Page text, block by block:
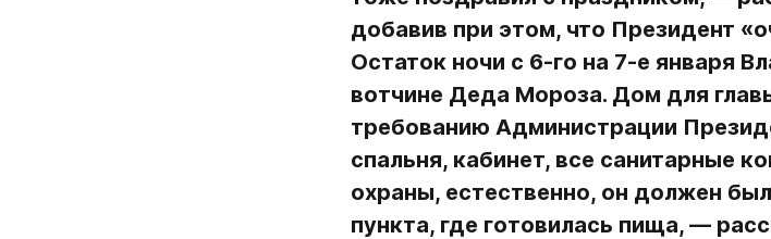
добавив при этом, что Президент
Остаток ночи с 6-го на 7-е января
вотчине Деда Мороза. Дом для
требованию Администрации
спальня, кабинет, все санитарные
охраны, естественно, он должен
пункта, где готовилась пища, —